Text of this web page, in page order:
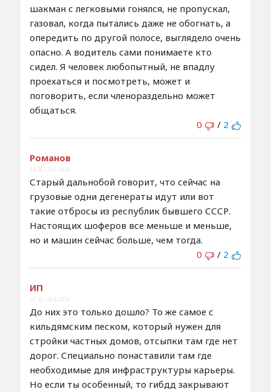
шакман с легковыми гонялся, не пропускал,
газовал, когда пытались даже не обогнать, а
опередить по другой полосе, выглядело очень
опасно. А водитель сами понимаете кто
сидел. Я человек любопытный, не впадлу
проехаться и посмотреть, может и
поговорить, если членораздельно может
общаться.
0
/ 2
Романов
14:56 / 26.6.2026
Старый дальнобой говорит, что сейчас на
грузовые одни дегенераты идут или вот
такие отбросы из республик бывшего СССР.
Настоящих шоферов все меньше и меньше,
но и машин сейчас больше, чем тогда.
0
/ 2
ИП
16:32 / 26.6.2026
До них это только дошло? То же самое с
кильдямским песком, который нужен для
стройки частных домов, отсыпки там где нет
дорог. Специально понаставили там где
необходимые для инфраструктуры карьеры.
Но если ты особенный, то гибдд закрывают